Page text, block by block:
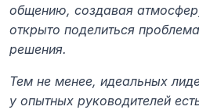
общению, создавая
открыто поделиться
решения.
Тем не менее, идеальных
у опытных руководителей